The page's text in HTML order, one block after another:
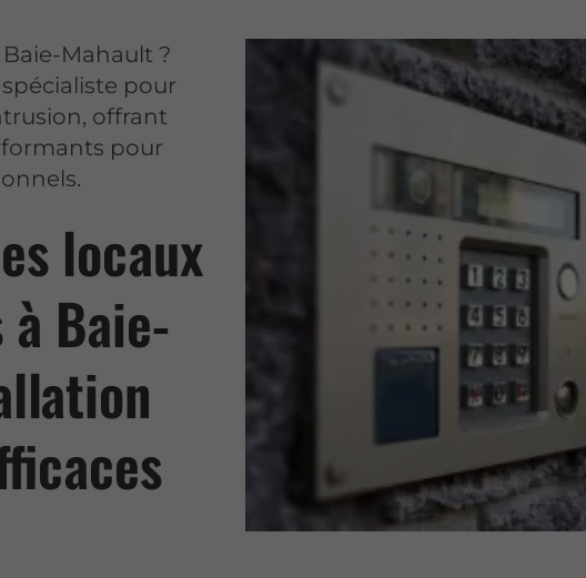
Mahault ?
pour
offrant
pour
locaux
Baie-